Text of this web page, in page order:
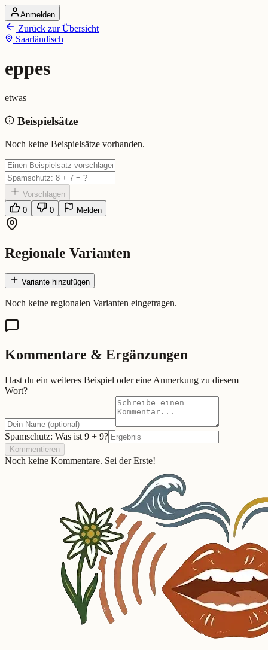
Startseite
Alle Dialekte
Dialekte vergleichen
Ranking
eppes (Saarländisch)
Bedeutung:etwas
Anmelden
Zurück zur Übersicht
Saarländisch
eppes
etwas
Beispielsätze
Noch keine Beispielsätze vorhanden.
Vorschlagen
0
0 Melden
Regionale Varianten
Variante hinzufügen
Noch keine regionalen Varianten eingetragen.
Kommentare & Ergänzungen
Hast du ein weiteres Beispiel oder eine Anmerkung zu diesem
Wort?
Spamschutz: Was ist 9 + 9?
Kommentieren
Noch keine Kommentare. Sei der Erste!